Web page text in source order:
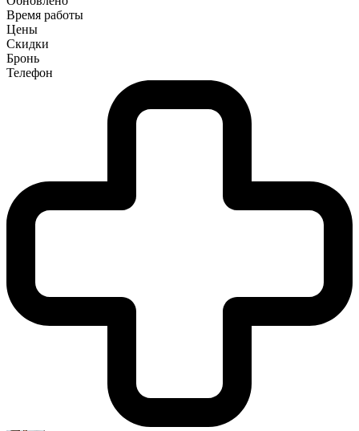
Время работы
Цены
Скидки
Бронь
Телефон